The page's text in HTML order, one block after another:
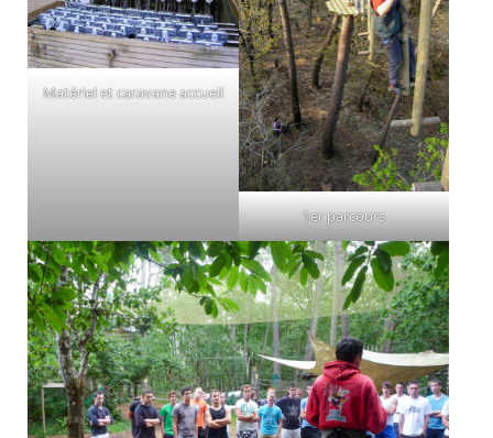
Matériel et caravane accueil
1er parcours